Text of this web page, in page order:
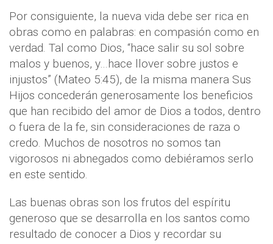
Por consiguiente, la nueva vida debe ser rica en
obras como en palabras: en compasión como en
verdad. Tal como Dios, “hace salir su sol sobre
malos y buenos, y…hace llover sobre justos e
injustos” (Mateo 5:45), de la misma manera Sus
Hijos concederán generosamente los beneficios
que han recibido del amor de Dios a todos, dentro
o fuera de la fe, sin consideraciones de raza o
credo. Muchos de nosotros no somos tan
vigorosos ni abnegados como debiéramos serlo
en este sentido.
Las buenas obras son los frutos del espíritu
generoso que se desarrolla en los santos como
resultado de conocer a Dios y recordar su